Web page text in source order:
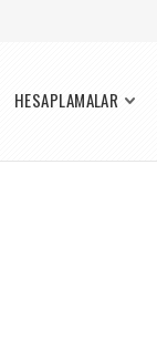
HESAPLAMALAR